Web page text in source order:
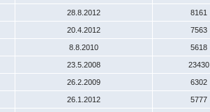
28.8.2012 8161
20.4.2012 7563
8.8.2010 5618
23.5.2008 23430
26.2.2009 6302
26.1.2012 5777